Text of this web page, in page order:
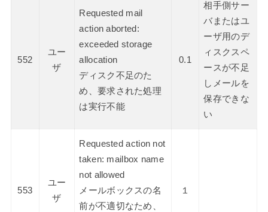
552
ユー
ザ
Requested mail
action aborted:
exceeded storage
allocation
ディスク不足のた
め、要求された処理
は実行不能
0.1
相手側サー
バまたはユ
ーザ用のデ
ィスクスペ
ースが不足
しメールを
保存できな
い
553
ユー
ザ
Requested action not
taken: mailbox name
not allowed
メールボックスの名
前が不適切なため、
１